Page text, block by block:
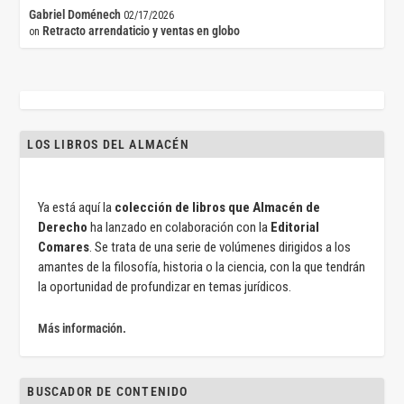
Gabriel Doménech 02/17/2026
on Retracto arrendaticio y ventas en globo
LOS LIBROS DEL ALMACÉN
Ya está aquí la colección de libros que Almacén de
Derecho ha lanzado en colaboración con la Editorial
Comares. Se trata de una serie de volúmenes dirigidos a los
amantes de la filosofía, historia o la ciencia, con la que tendrán
la oportunidad de profundizar en temas jurídicos.
Más información.
BUSCADOR DE CONTENIDO